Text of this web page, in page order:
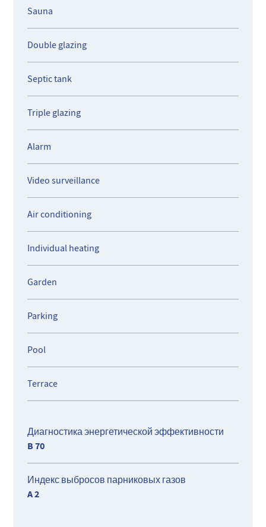
Sauna
Double glazing
Septic tank
Triple glazing
Alarm
Video surveillance
Air conditioning
Individual heating
Garden
Parking
Pool
Terrace
Диагностика энергетической эффективности
B 70
Индекс выбросов парниковых газов
A 2